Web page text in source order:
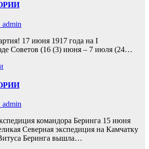
17 июня 1917 года на I
Советов (16 (3) июня – 7 июля (24…
командора Беринга 15 июня
Северная экспедиция на Камчатку
Беринга вышла…